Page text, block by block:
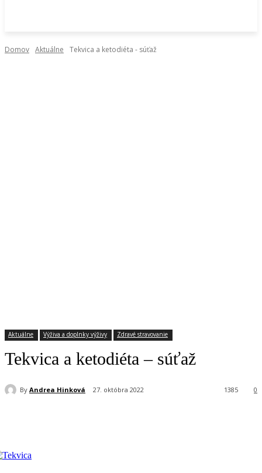
Domov Aktuálne Tekvica a ketodiéta - súťaž
Aktuálne Výživa a doplnky výživy Zdravé stravovanie
Tekvica a ketodiéta – súťaž
By Andrea Hinková 27. októbra 2022 0
1385